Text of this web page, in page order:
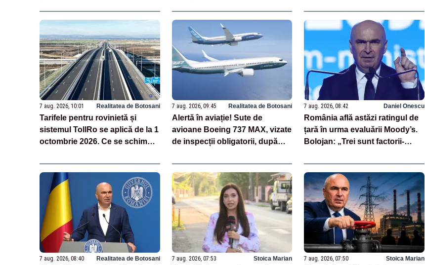
7 aug. 2026, 10:01 Realitatea de Botosani
Tarifele pentru rovinietă și
sistemul TollRo se aplică de la 1
octombrie 2026. Ce se schimbă
7 aug. 2026, 09:45 Realitatea de Botosani
Alertă în aviație! Sute de
avioane Boeing 737 MAX, vizate
de inspecții obligatorii, după
fuselaj
7 aug. 2026, 08:42 Daniel Onescu
România află astăzi ratingul de
țară în urma evaluării Moody’s.
Bolojan: „Trei sunt factorii-
evaluări”
7 aug. 2026, 08:40 Realitatea de Botosani 7 aug. 2026, 07:53 Stoica Marian 7 aug. 2026, 07:50 Stoica Marian